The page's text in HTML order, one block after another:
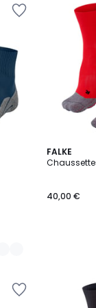
FALKE
40,00 €
4
Couleurs